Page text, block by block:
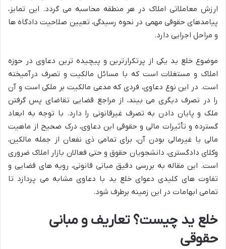
ارزش معاملاتی املاک در هر منطقه محاسبه می گردد. این تمایز،
پیامدهای حقوقی مهمی در نحوه رسیدگی، تعیین صلاحیت دادگاه ها
و مراحل اجرایی دارد.
موضوع خلع ید یکی از پرتکرارترین و پیچیده ترین دعاوی در حوزه
املاک و مستغلات است که با مسائل مالکیت و تصرف درآمیخته
است. در این نوع دعاوی، فردی که مدعی مالکیت بر ملکی است و آن
را در تصرف دیگری می بیند، از مراجع قضایی تقاضای پس گرفتن
ملک و پایان دادن به تصرف غیرقانونی را دارد. با توجه به ابعاد
گسترده و تأثیرات مالی و حقوقی این دعاوی، درک صحیح از ماهیت
مالی یا غیرمالی بودن آن، برای تمامی ذی نفعان از جمله مالکین،
وکلای دادگستری، دانشجویان حقوق و حتی فعالان بازار املاک ضروری
است. این مقاله به بررسی دقیق مبانی قانونی، رویه های قضایی و
تفاوت های کلیدی دعوای خلع ید با دعاوی مشابه می پردازد تا
تمامی ابهامات در این زمینه برطرف شود.
خلع ید چیست؟ تعاریف و مبانی
حقوقی